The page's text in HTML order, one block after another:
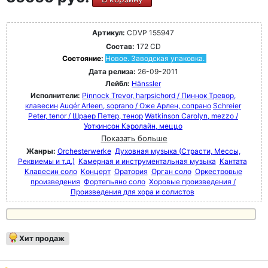
Артикул: CDVP 155947
Состав: 172 CD
Состояние: Новое. Заводская упаковка.
Дата релиза: 26-09-2011
Лейбл: Hänssler
Исполнители: Pinnock Trevor, harpsichord / Пиннок Тревор,
клавесин Augér Arleen, soprano / Оже Арлен, сопрано Schreier
Peter, tenor / Шраер Петер, тенор Watkinson Carolyn, mezzo /
Уоткинсон Кэролайн, меццо
Показать больше
Жанры: Orchesterwerke Духовная музыка (Страсти, Мессы,
Реквиемы и т.д.) Камерная и инструментальная музыка Кантата
Клавесин соло Концерт Оратория Орган соло Оркестровые
произведения Фортепьяно соло Хоровые произведения /
Произведения для хора и солистов
Хит продаж